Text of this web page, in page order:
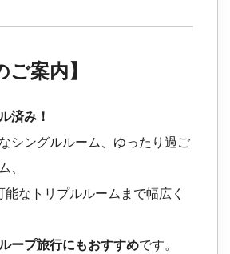
ご案内】
済み！
シングルルーム、ゆったり過ご
なトリプルルームまで幅広く
ープ旅行にもおすすめです。